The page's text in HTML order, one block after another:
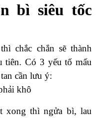
bì siêu tốc
chắc chắn sẽ thành
tiên. Có 3 yếu tố mấu
cần lưu ý:
khô
xong thì ngửa bì, lau